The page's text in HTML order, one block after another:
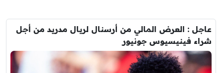
عاجل : العرض المالي من أرسنال لريال مدريد من أجل
شراء فينيسيوس جونيور